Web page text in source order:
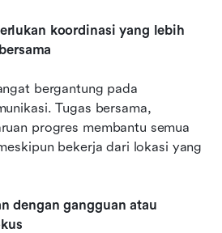
koordinasi yang lebih
bergantung pada
Tugas bersama,
progres membantu semua
bekerja dari lokasi yang
dengan gangguan atau